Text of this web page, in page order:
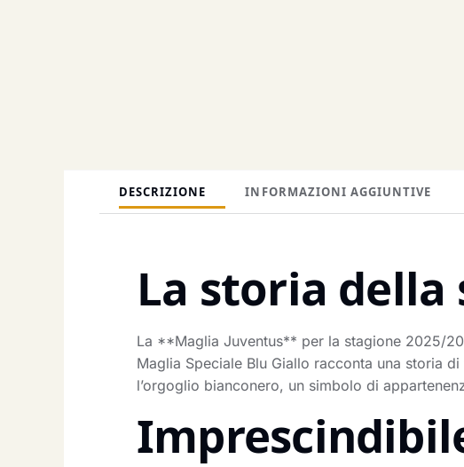
DESCRIZIONE INFORMAZIONI AGGIUNTIVE
La storia della
La **Maglia Juventus** per la stagione 2025/
Maglia Speciale Blu Giallo racconta una storia
l’orgoglio bianconero, un simbolo di